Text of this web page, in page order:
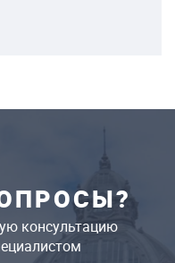
консультацию